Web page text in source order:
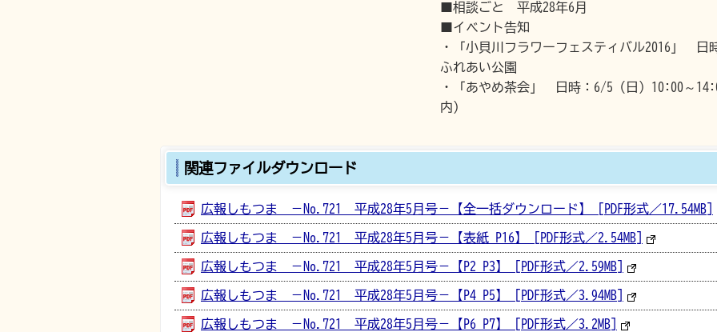
■相談ごと 平成28年6月
■イベント告知
・「小貝川フラワーフェスティバル2016」
ふれあい公園
・「あやめ茶会」 日時：6/5（日）10:00～
内）
関連ファイルダウンロード
広報しもつま －No.721 平成28年5月号－【全一括ダウンロード】 [PDF形式／17.54MB]
広報しもつま －No.721 平成28年5月号－【表紙_P16】 [PDF形式／2.54MB]
広報しもつま －No.721 平成28年5月号－【P2_P3】 [PDF形式／2.59MB]
広報しもつま －No.721 平成28年5月号－【P4_P5】 [PDF形式／3.94MB]
広報しもつま －No.721 平成28年5月号－【P6_P7】 [PDF形式／3.2MB]